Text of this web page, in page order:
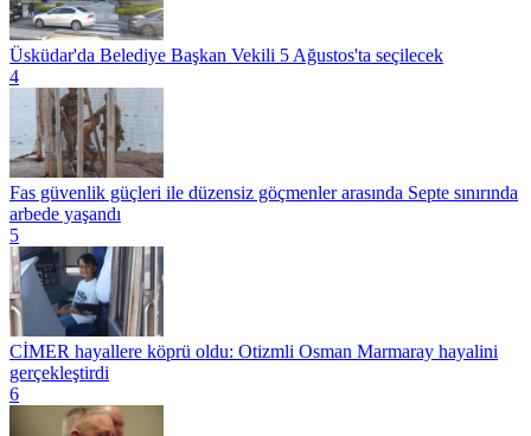
Üsküdar'da Belediye Başkan Vekili 5 Ağustos'ta seçilecek
4
Fas güvenlik güçleri ile düzensiz göçmenler arasında Septe sınırında
arbede yaşandı
5
CİMER hayallere köprü oldu: Otizmli Osman Marmaray hayalini
gerçekleştirdi
6